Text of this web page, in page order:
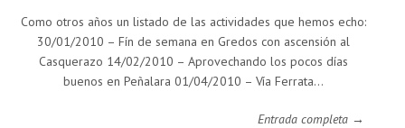
Como otros años un listado de las actividades que hemos echo:
30/01/2010 – Fín de semana en Gredos con ascensión al
Casquerazo 14/02/2010 – Aprovechando los pocos días
buenos en Peñalara 01/04/2010 – Vía Ferrata…
Entrada completa →